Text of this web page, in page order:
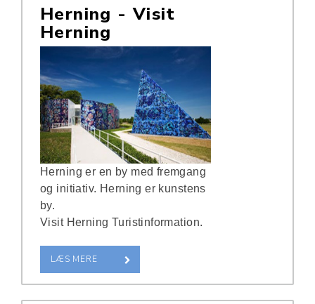
Herning - Visit
Herning
Herning er en by med fremgang
og initiativ. Herning er kunstens
by.
Visit Herning Turistinformation.
LÆS MERE